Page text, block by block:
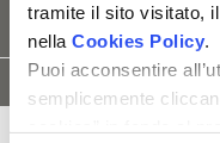
tramite il sito visitato,
nella Cookies Policy.
Puoi acconsentire
semplicemente
SCHEDA
ISTRUZIONI
DI MONTAGGIO